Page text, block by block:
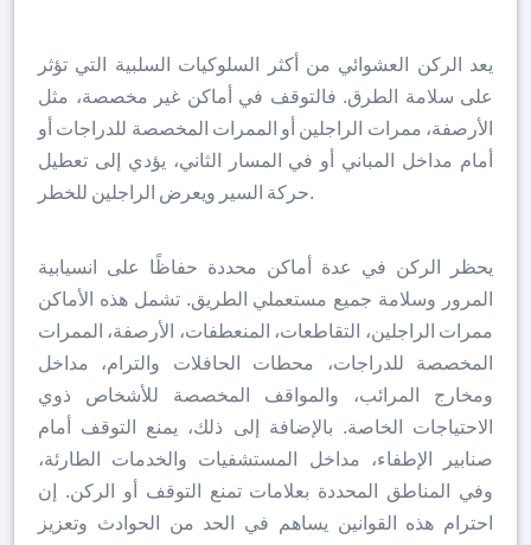
يعد الركن العشوائي من أكثر السلوكيات السلبية التي تؤثر
على سلامة الطرق. فالتوقف في أماكن غير مخصصة، مثل
الأرصفة، ممرات الراجلين أو الممرات المخصصة للدراجات أو
أمام مداخل المباني أو في المسار الثاني، يؤدي إلى تعطيل
حركة السير ويعرض الراجلين للخطر.
يحظر الركن في عدة أماكن محددة حفاظًا على انسيابية
المرور وسلامة جميع مستعملي الطريق. تشمل هذه الأماكن
ممرات الراجلين، التقاطعات، المنعطفات، الأرصفة، الممرات
المخصصة للدراجات، محطات الحافلات والترام، مداخل
ومخارج المرائب، والمواقف المخصصة للأشخاص ذوي
الاحتياجات الخاصة. بالإضافة إلى ذلك، يمنع التوقف أمام
صنابير الإطفاء، مداخل المستشفيات والخدمات الطارئة،
وفي المناطق المحددة بعلامات تمنع التوقف أو الركن. إن
احترام هذه القوانين يساهم في الحد من الحوادث وتعزيز